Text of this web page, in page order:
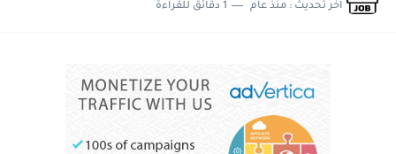
اخر تحديث : منذ عام 1 دقائق للقراءة